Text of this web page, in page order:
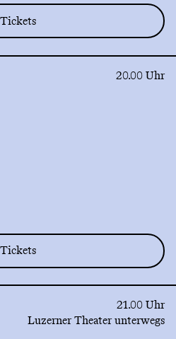
Tickets
20.00 Uhr
Tickets
21.00 Uhr
Luzerner Theater unterwegs